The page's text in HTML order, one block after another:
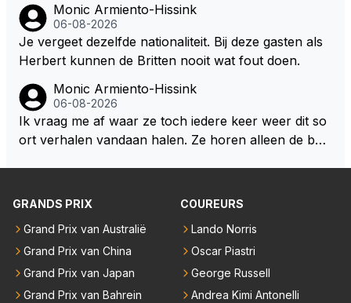
oon. Ieder jaar is er in Hongarije een uitje voor zijn t
eam. Op 28-jarige leeftijd is hij al eigenaar van een su
ccesvol raceteam. Hij is niet alleen speciaal in de aut
Monic Armiento-Hissink
06-08-2026
Je vergeet dezelfde nationaliteit. Bij deze gasten als
Herbert kunnen de Britten nooit wat fout doen.
Monic Armiento-Hissink
06-08-2026
Ik vraag me af waar ze toch iedere keer weer dit so
ort verhalen vandaan halen. Ze horen alleen de boa
emand weet wat er zich afspeelt achter gesloten de
iedereen is vertrokken. Dat er nu een paar jaar acht
er elkaar mensen een andere uitdagingen zoeken of
niet meer in de F1 willen werken is niet zo gek als de
meesten van hen al sinds dat RB hun intrede deed a
GRANDS PRIX
Grand Prix van Australië
Grand Prix van China
Grand Prix van Japan
Grand Prix van Bahrein
COUREURS
Lando Norris
Oscar Piastri
George Russell
Andrea Kimi Antonelli